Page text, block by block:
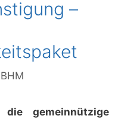
–
BHM
gemeinnützige